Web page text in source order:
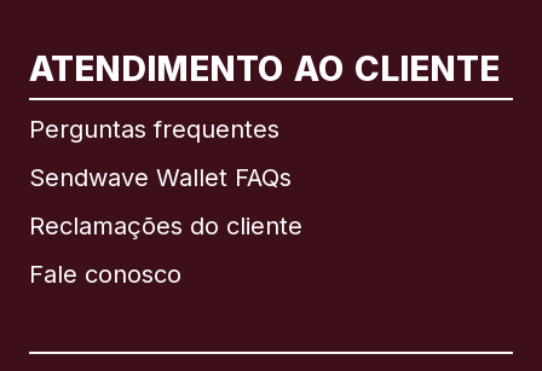
ATENDIMENTO AO CLIENTE
Perguntas frequentes
Sendwave Wallet FAQs
Reclamações do cliente
Fale conosco
Internacional English
Brasil